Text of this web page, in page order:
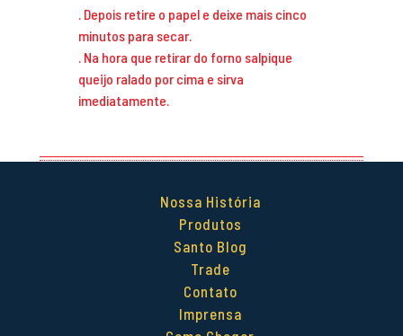
. Depois retire o papel e deixe mais cinco
minutos para secar.
. Na hora que retirar do forno salpique
queijo ralado por cima e sirva
imediatamente.
Nossa História
Produtos
Santo Blog
Trade
Contato
Imprensa